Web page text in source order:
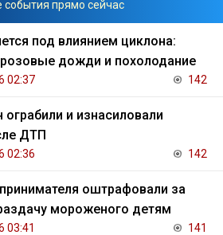
прямо сейчас
под влиянием циклона:
дожди и похолодание
02:37 142
и изнасиловали
ДТП
02:36 142
оштрафовали за
мороженого детям
03:41 141